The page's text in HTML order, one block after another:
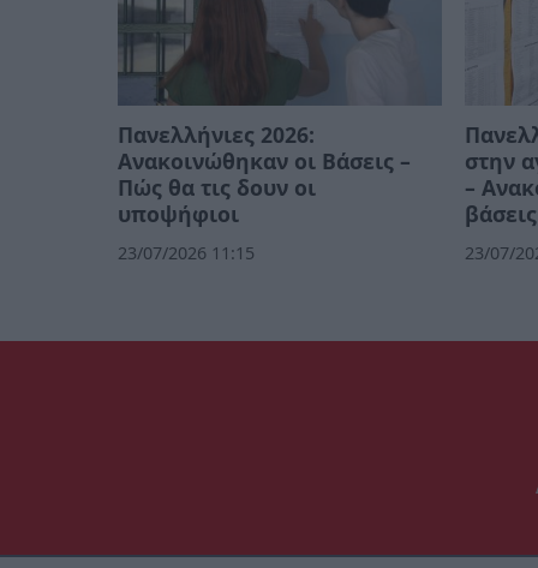
Πανελλήνιες 2026:
Ανακοινώθηκαν οι Βάσεις –
Πώς θα τις δουν οι
υποψήφιοι
23/07/2026 11:15
στην
–
23/07/